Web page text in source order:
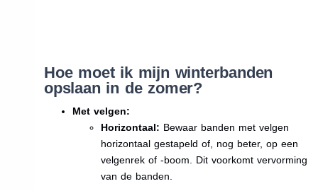
Hoe moet ik mijn winterbanden
opslaan in de zomer?
Met velgen:
Horizontaal: Bewaar banden met velgen
horizontaal gestapeld of, nog beter, op een
velgenrek of -boom. Dit voorkomt vervorming
van de banden.